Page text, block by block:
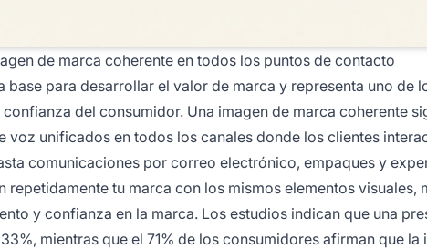
de marca coherente en todos los puntos de contacto
base para desarrollar el valor de marca y representa uno de
del consumidor. Una imagen de marca coherente
voz unificados en todos los canales donde los clientes
comunicaciones por correo electrónico, empaques y
repetidamente tu marca con los mismos elementos visuales,
y confianza en la marca. Los estudios indican que una
mientras que el 71% de los consumidores afirman que